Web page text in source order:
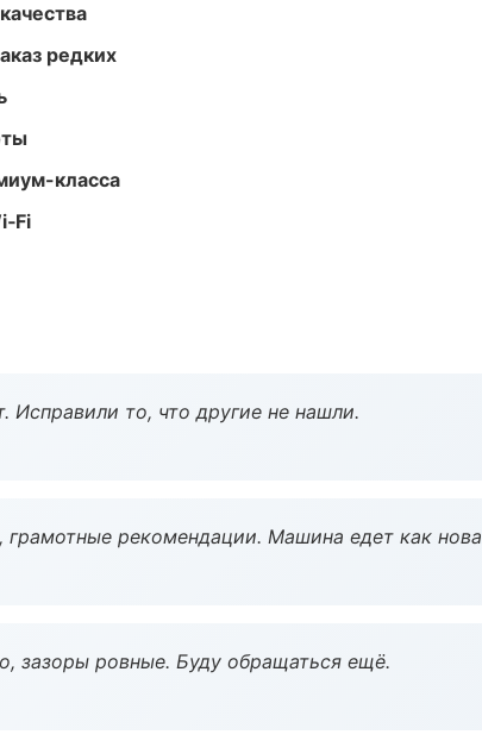
редких
класса
Исправили то, что другие не нашли.
рекомендации. Машина едет как
зазоры ровные. Буду обращаться ещё.